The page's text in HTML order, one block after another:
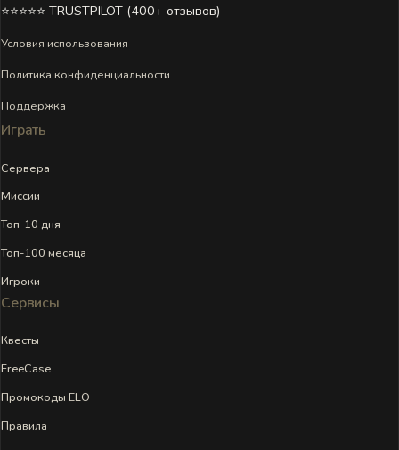
⭐⭐⭐⭐⭐ TRUSTPILOT (400+ отзывов)
Условия использования
Политика конфиденциальности
Поддержка
Играть
Сервера
Миссии
Топ-10 дня
Топ-100 месяца
Игроки
Сервисы
Квесты
FreeCase
Промокоды ELO
Правила